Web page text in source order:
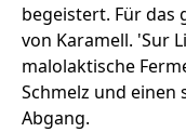
begeistert. Für das
von Karamell. 'Sur
malolaktische
Schmelz und einen
Abgang.